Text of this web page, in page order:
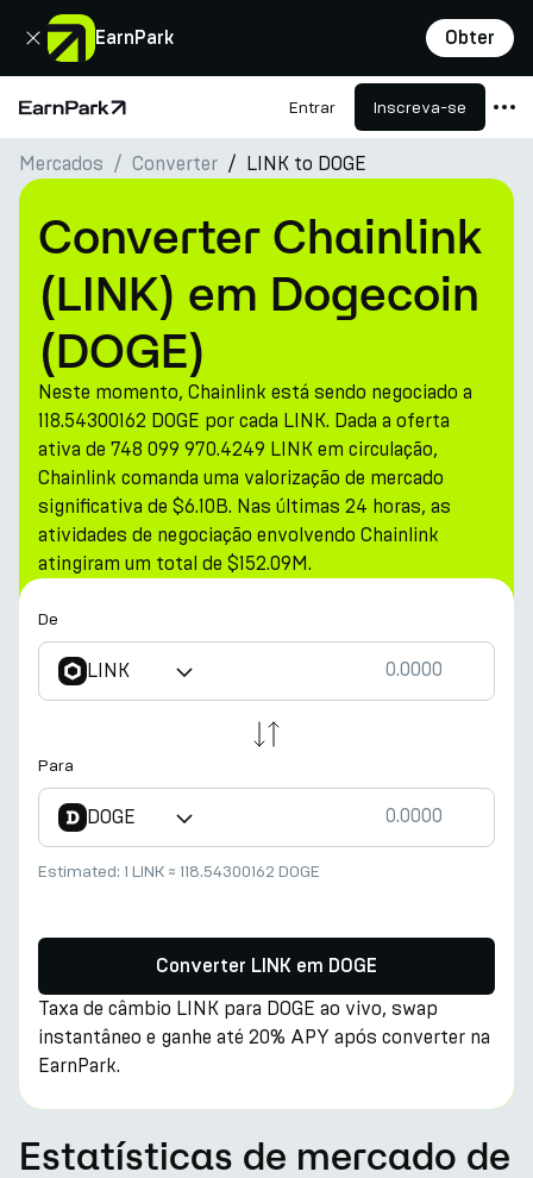
EarnPark Obter
Fechar
Página Inicial Entrar Inscreva-se
Produtos
Mercados
Calculadoras
PARK Token
Recursos
Empresa
Mercados Converter LINK to DOGE
Converter Chainlink
(LINK) em Dogecoin
(DOGE)
Neste momento, Chainlink está sendo negociado a
118.54300162 DOGE por cada LINK. Dada a oferta
ativa de 748 099 970.4249 LINK em circulação,
Chainlink comanda uma valorização de mercado
significativa de $6.10B. Nas últimas 24 horas, as
atividades de negociação envolvendo Chainlink
atingiram um total de $152.09M.
De
LINK
Para
DOGE
Estimated: 1 LINK ≈ 118.54300162 DOGE
Converter LINK em DOGE
Taxa de câmbio LINK para DOGE ao vivo, swap
instantâneo e ganhe até 20% APY após converter na
EarnPark.
Estatísticas de mercado de